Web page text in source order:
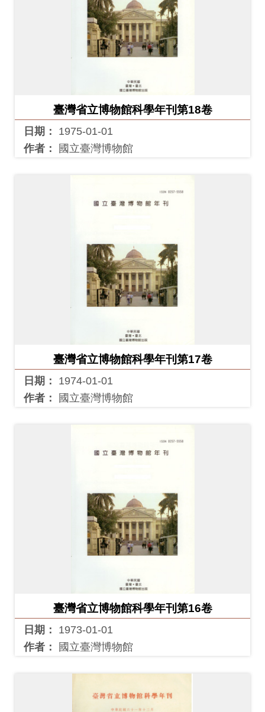
臺灣省立博物館科學年刊第18卷
日期：
1975-01-01
作者：
國立臺灣博物館
臺灣省立博物館科學年刊第17卷
日期：
1974-01-01
作者：
國立臺灣博物館
臺灣省立博物館科學年刊第16卷
日期：
1973-01-01
作者：
國立臺灣博物館